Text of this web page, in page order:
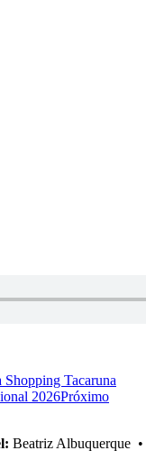
Shopping Tacaruna
2026Próximo
Beatriz Albuquerque •